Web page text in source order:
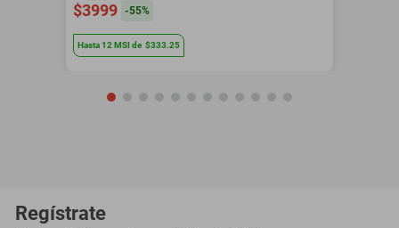
$3999 -55%
Hasta12 MSIde $333.25
Regístrate